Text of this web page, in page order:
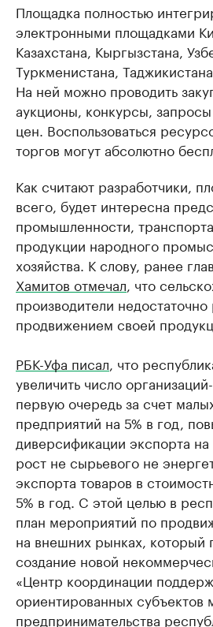
Площадка полностью
электронными площадками
Казахстана, Кыргызстана,
Туркменистана,
На ней можно проводить
аукционы, конкурсы,
цен. Воспользоваться
торгов могут абсолютно
Как считают разработчики,
всего, будет интересна
промышленности,
продукции народного
хозяйства. К слову, ранее
Хамитов отмечал, что
производители
продвижением своей
РБК-Уфа писал, что
увеличить число
первую очередь за счет
предприятий на 5% в год,
диверсификации экспорта
рост не сырьевого не
экспорта товаров в
5% в год. C этой целью в
план мероприятий по
на внешних рынках, который
создание новой
«Центр координации
ориентированных субъектов
предпринимательства